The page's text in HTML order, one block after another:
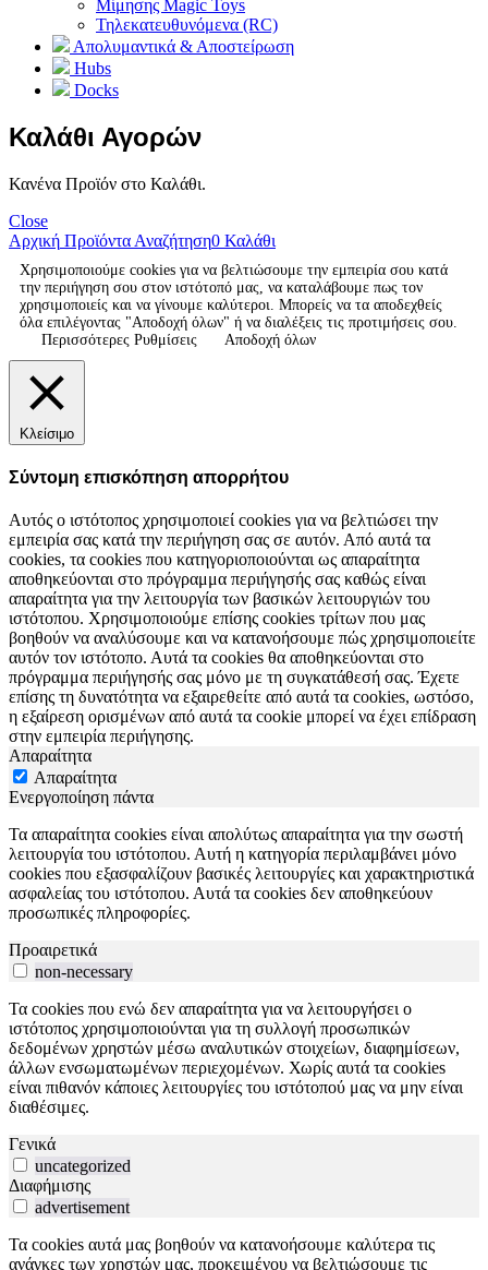
Μίμησης Magic Toys
Τηλεκατευθυνόμενα (RC)
Απολυμαντικά & Αποστείρωση
Hubs
Docks
Καλάθι Αγορών
Κανένα Προϊόν στο Καλάθι.
Close
Αρχική Προϊόντα Αναζήτηση0 Καλάθι
Χρησιμοποιούμε cookies για να βελτιώσουμε την εμπειρία σου κατά
την περιήγηση σου στον ιστότοπό μας, να καταλάβουμε πως τον
χρησιμοποιείς και να γίνουμε καλύτεροι. Μπορείς να τα αποδεχθείς
όλα επιλέγοντας "Αποδοχή όλων" ή να διαλέξεις τις προτιμήσεις σου.
Περισσότερες Ρυθμίσεις
Αποδοχή όλων
Κλείσιμο
Σύντομη επισκόπηση απορρήτου
Αυτός ο ιστότοπος χρησιμοποιεί cookies για να βελτιώσει την
εμπειρία σας κατά την περιήγηση σας σε αυτόν. Από αυτά τα
cookies, τα cookies που κατηγοριοποιούνται ως απαραίτητα
αποθηκεύονται στο πρόγραμμα περιήγησής σας καθώς είναι
απαραίτητα για την λειτουργία των βασικών λειτουργιών του
ιστότοπου. Χρησιμοποιούμε επίσης cookies τρίτων που μας
βοηθούν να αναλύσουμε και να κατανοήσουμε πώς χρησιμοποιείτε
αυτόν τον ιστότοπο. Αυτά τα cookies θα αποθηκεύονται στο
πρόγραμμα περιήγησής σας μόνο με τη συγκατάθεσή σας. Έχετε
επίσης τη δυνατότητα να εξαιρεθείτε από αυτά τα cookies, ωστόσο,
η εξαίρεση ορισμένων από αυτά τα cookie μπορεί να έχει επίδραση
στην εμπειρία περιήγησης.
Απαραίτητα
Απαραίτητα
Ενεργοποίηση πάντα
Τα απαραίτητα cookies είναι απολύτως απαραίτητα για την σωστή
λειτουργία του ιστότοπου. Αυτή η κατηγορία περιλαμβάνει μόνο
cookies που εξασφαλίζουν βασικές λειτουργίες και χαρακτηριστικά
ασφαλείας του ιστότοπου. Αυτά τα cookies δεν αποθηκεύουν
προσωπικές πληροφορίες.
Προαιρετικά
non-necessary
Τα cookies που ενώ δεν απαραίτητα για να λειτουργήσει ο
ιστότοπος χρησιμοποιούνται για τη συλλογή προσωπικών
δεδομένων χρηστών μέσω αναλυτικών στοιχείων, διαφημίσεων,
άλλων ενσωματωμένων περιεχομένων. Χωρίς αυτά τα cookies
είναι πιθανόν κάποιες λειτουργίες του ιστότοπού μας να μην είναι
διαθέσιμες.
Γενικά
uncategorized
Διαφήμισης
advertisement
Τα cookies αυτά μας βοηθούν να κατανοήσουμε καλύτερα τις
ανάγκες των χρηστών μας, προκειμένου να βελτιώσουμε τις